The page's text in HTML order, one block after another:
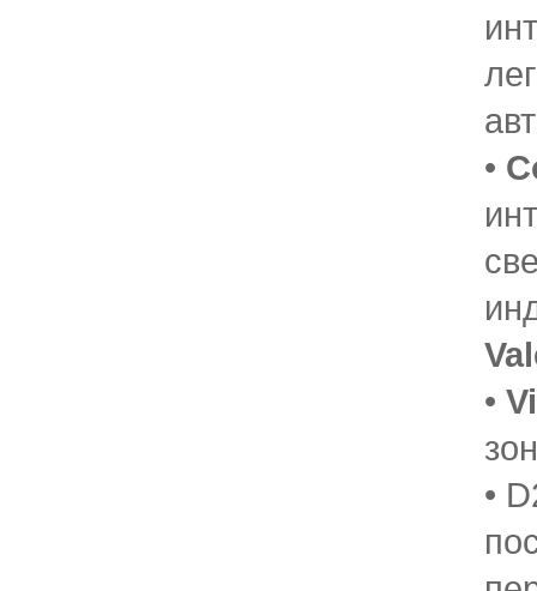
•
•
•